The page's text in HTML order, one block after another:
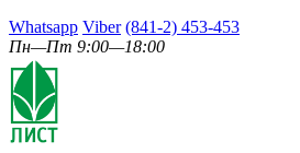
Whatsapp Viber (841-2) 453-453
Пн—Пт 9:00—18:00